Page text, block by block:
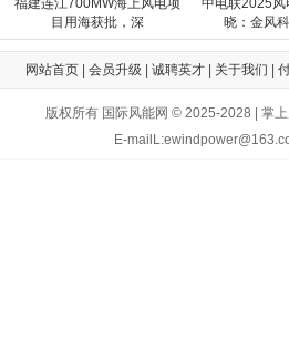
福建连江700MW海上风电项
目用海获批，深
中电联2025风
晓：金风
网站首页| 会员升级 诚聘英才| 关于我们
版权所有 国际风能网 © 2025-2028 | 掌
E-